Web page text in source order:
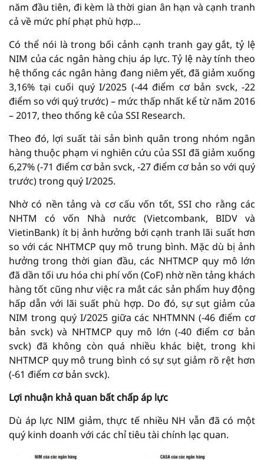
năm đầu tiên, đi kèm là thời gian ân hạn và cạnh tranh
cả về mức phí phạt phù hợp…
Có thể nói là trong bối cảnh cạnh tranh gay gắt, tỷ lệ
NIM của các ngân hàng chịu áp lực. Tỷ lệ này tính theo
hệ thống các ngân hàng đang niêm yết, đã giảm xuống
3,16% tại cuối quý I/2025 (-44 điểm cơ bản svck, -22
điểm so với quý trước) – mức thấp nhất kể từ năm 2016
– 2017, theo thống kê của SSI Research.
Theo đó, lợi suất tài sản bình quân trong nhóm ngân
hàng thuộc phạm vi nghiên cứu của SSI đã giảm xuống
6,27% (-71 điểm cơ bản svck, -27 điểm cơ bản so với quý
trước) trong quý I/2025.
Nhờ có nền tảng và cơ cấu vốn tốt, SSI cho rằng các
NHTM có vốn Nhà nước (Vietcombank, BIDV và
VietinBank) ít bị ảnh hưởng bởi cạnh tranh lãi suất hơn
so với các NHTMCP quy mô trung bình. Mặc dù bị ảnh
hưởng trong thời gian đầu, các NHTMCP quy mô lớn
đã dần tối ưu hóa chi phí vốn (CoF) nhờ nền tảng khách
hàng tốt cũng như việc ra mắt các sản phẩm huy động
hấp dẫn với lãi suất phù hợp. Do đó, sự sụt giảm của
NIM trong quý I/2025 giữa các NHTMNN (-46 điểm cơ
bản svck) và NHTMCP quy mô lớn (-40 điểm cơ bản
svck) đã không còn quá nhiều khác biệt, trong khi
NHTMCP quy mô trung bình có sự sụt giảm rõ rệt hơn
(-61 điểm cơ bản svck).
Lợi nhuận khả quan bất chấp áp lực
Dù áp lực NIM giảm, thực tế nhiều NH vẫn đã có một
quý kinh doanh với các chỉ tiêu tài chính lạc quan.